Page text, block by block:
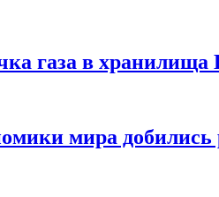
газа в хранилища
мира добились